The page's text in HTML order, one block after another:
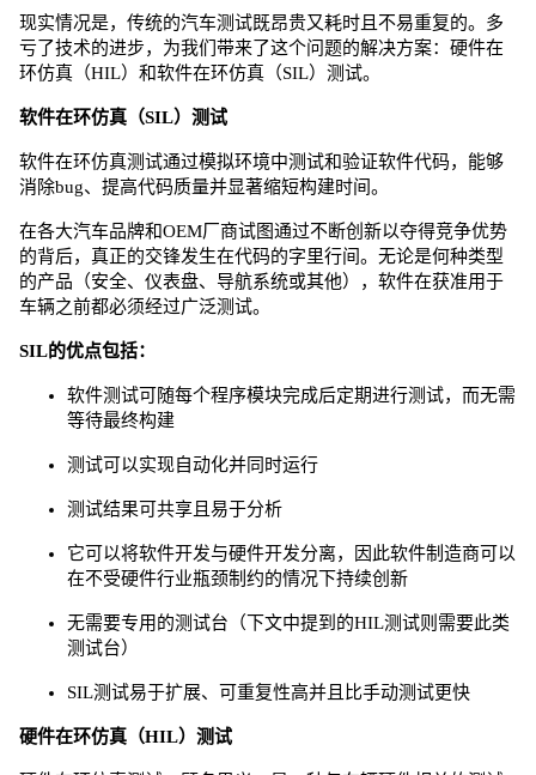
现实情况是，传统的汽车测试既昂贵又耗时且不易重复的。多
亏了技术的进步，为我们带来了这个问题的解决方案：硬件在
环仿真（HIL）和软件在环仿真（SIL）测试。
软件在环仿真（SIL）测试
软件在环仿真测试通过模拟环境中测试和验证软件代码，能够
消除bug、提高代码质量并显著缩短构建时间。
在各大汽车品牌和OEM厂商试图通过不断创新以夺得竞争优势
的背后，真正的交锋发生在代码的字里行间。无论是何种类型
的产品（安全、仪表盘、导航系统或其他），软件在获准用于
车辆之前都必须经过广泛测试。
SIL的优点包括：
软件测试可随每个程序模块完成后定期进行测试，而无需
等待最终构建
测试可以实现自动化并同时运行
测试结果可共享且易于分析
它可以将软件开发与硬件开发分离，因此软件制造商可以
在不受硬件行业瓶颈制约的情况下持续创新
无需要专用的测试台（下文中提到的HIL测试则需要此类
测试台）
SIL测试易于扩展、可重复性高并且比手动测试更快
硬件在环仿真（HIL）测试